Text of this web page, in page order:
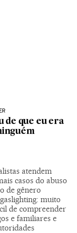
de que eu era
atendem
casos do abuso
de gênero
muito
de compreender
e familiares e